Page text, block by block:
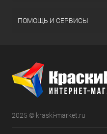
ПОМОЩЬ И СЕРВИСЫ
2025 © kraski-market.ru